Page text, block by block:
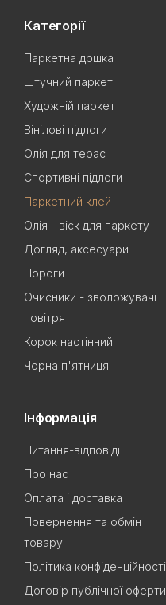
Категорії
Паркетна дошка
Штучний паркет
Художній паркет
Вінілові підлоги
Олія для терас
Спортивні підлоги
Паркетний клей
Олія - віск для паркету
Догляд, аксесуари
Пороги
Очисники - зволожувачі
повітря
Корок настінний
Чорна п'ятниця
Інформація
Питання-відповіді
Про нас
Оплата і доставка
Повернення та обмін
товару
Політика конфіденційності
Договір публічної оферти